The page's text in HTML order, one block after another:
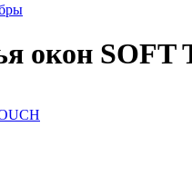
окон SOFT